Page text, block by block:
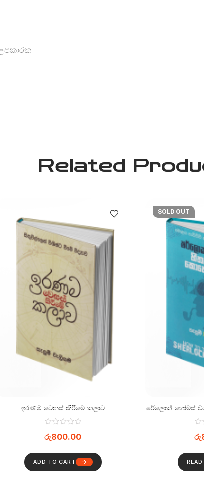
Related
ඉරණම වෙනස් කිරීමේ කලාව
රු800.00
ADD TO CART
SOLD OUT
ෂර්ලොක් හෝම්ස්
රු